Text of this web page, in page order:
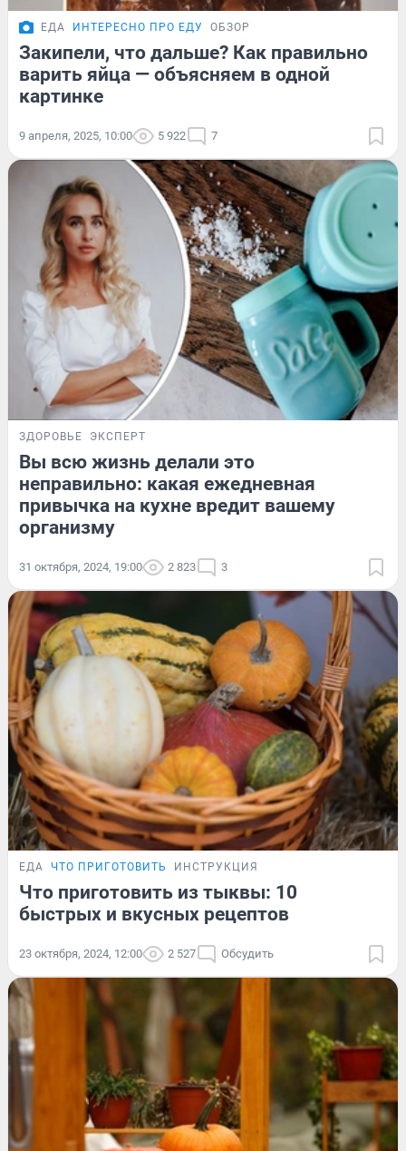
ЕДА ИНТЕРЕСНО ПРО ЕДУ ОБЗОР
Закипели, что дальше? Как правильно
варить яйца — объясняем в одной
картинке
9 апреля, 2025, 10:00 5 922 7
ЗДОРОВЬЕ ЭКСПЕРТ
Вы всю жизнь делали это
неправильно: какая ежедневная
привычка на кухне вредит вашему
организму
31 октября, 2024, 19:00 2 823 3
ЕДА ЧТО ПРИГОТОВИТЬ ИНСТРУКЦИЯ
Что приготовить из тыквы: 10
быстрых и вкусных рецептов
23 октября, 2024, 12:00 2 527 Обсудить